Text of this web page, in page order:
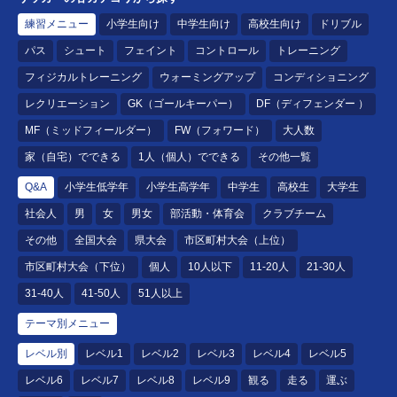
練習メニュー 小学生向け 中学生向け 高校生向け ドリブル
パス シュート フェイント コントロール トレーニング
フィジカルトレーニング ウォーミングアップ コンディショニング
レクリエーション GK（ゴールキーパー） DF（ディフェンダー ）
MF（ミッドフィールダー） FW（フォワード） 大人数
家（自宅）でできる 1人（個人）でできる その他一覧
Q&A 小学生低学年 小学生高学年 中学生 高校生 大学生
社会人 男 女 男女 部活動・体育会 クラブチーム
その他 全国大会 県大会 市区町村大会（上位）
市区町村大会（下位） 個人 10人以下 11-20人 21-30人
31-40人 41-50人 51人以上
テーマ別メニュー
レベル別 レベル1 レベル2 レベル3 レベル4 レベル5
レベル6 レベル7 レベル8 レベル9 観る 走る 運ぶ